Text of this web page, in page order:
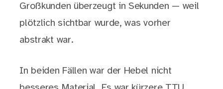
Großkunden überzeugt in Sekunden — weil
plötzlich sichtbar wurde, was vorher
abstrakt war.
In beiden Fällen war der Hebel nicht